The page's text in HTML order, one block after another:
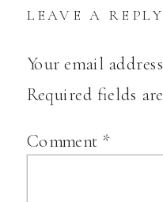
LEAVE A REPLY
Your email
Required fields
Comment *